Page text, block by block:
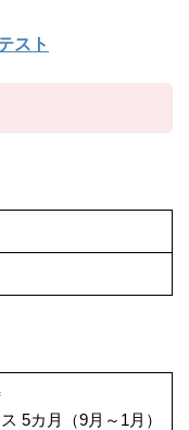
スト
5カ月（9月～1月）